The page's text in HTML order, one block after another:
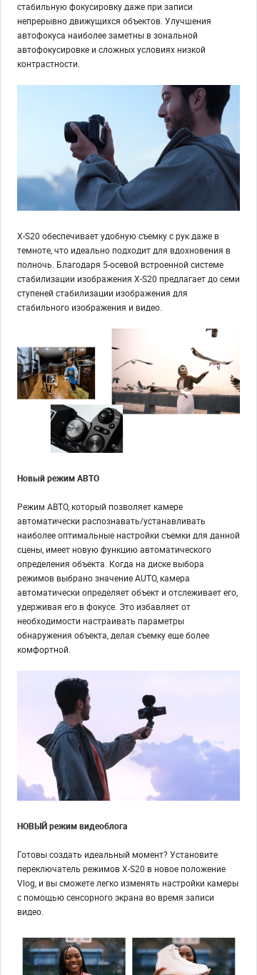
стабильную фокусировку даже при записи
непрерывно движущихся объектов. Улучшения
автофокуса наиболее заметны в зональной
автофокусировке и сложных условиях низкой
контрастности.
X-S20 обеспечивает удобную съемку с рук даже в
темноте, что идеально подходит для вдохновения в
полночь. Благодаря 5-осевой встроенной системе
стабилизации изображения X-S20 предлагает до семи
ступеней стабилизации изображения для
стабильного изображения и видео.
Новый режим АВТО
Режим АВТО, который позволяет камере
автоматически распознавать/устанавливать
наиболее оптимальные настройки съемки для данной
сцены, имеет новую функцию автоматического
определения объекта. Когда на диске выбора
режимов выбрано значение AUTO, камера
автоматически определяет объект и отслеживает его,
удерживая его в фокусе. Это избавляет от
необходимости настраивать параметры
обнаружения объекта, делая съемку еще более
комфортной.
НОВЫЙ режим видеоблога
Готовы создать идеальный момент? Установите
переключатель режимов X-S20 в новое положение
Vlog, и вы сможете легко изменять настройки камеры
с помощью сенсорного экрана во время записи
видео.